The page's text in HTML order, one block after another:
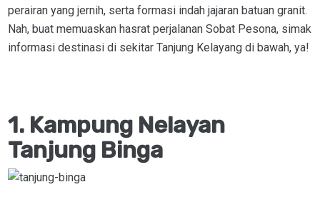
perairan yang jernih, serta formasi indah jajaran batuan granit.
Nah, buat memuaskan hasrat perjalanan Sobat Pesona, simak
informasi destinasi di sekitar Tanjung Kelayang di bawah, ya!
1. Kampung Nelayan
Tanjung Binga